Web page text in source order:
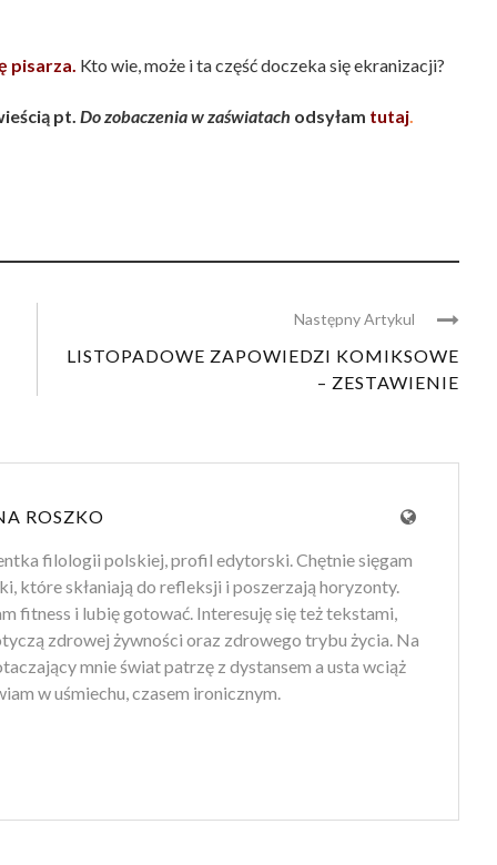
pisarza. Kto wie, może i ta część doczeka się ekranizacji?
pt. Do zobaczenia w zaświatach odsyłam tutaj.
Następny Artykul
LISTOPADOWE ZAPOWIEDZI KOMIKSOWE
– ZESTAWIENIE
ROSZKO
filologii polskiej, profil edytorski. Chętnie sięgam
które skłaniają do refleksji i poszerzają horyzonty.
fitness i lubię gotować. Interesuję się też tekstami,
zdrowej żywności oraz zdrowego trybu życia. Na
mnie świat patrzę z dystansem a usta wciąż
w uśmiechu, czasem ironicznym.